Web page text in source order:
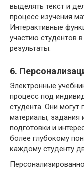
выделять текст и
процесс изучения
Интерактивные
участию студентов
результаты.
6.
Электронные
процесс под
студента. Они могут
материалы, задания
подготовки и
более глубокому
каждому студенту